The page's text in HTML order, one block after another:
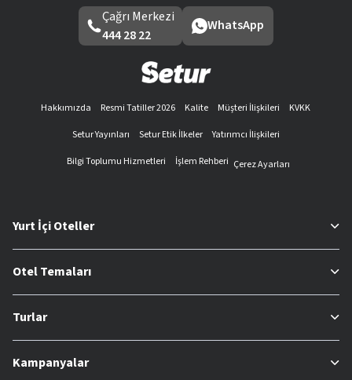
Çağrı Merkezi
444 28 22
WhatsApp
Hakkımızda Resmi Tatiller 2026 Kalite Müşteri İlişkileri
KVKK
Setur Yayınları
Setur Etik İlkeler
Yatırımcı İlişkileri
Bilgi Toplumu Hizmetleri
İşlem Rehberi Çerez Ayarları
Yurt İçi Oteller
Otel Temaları
Turlar
Kampanyalar